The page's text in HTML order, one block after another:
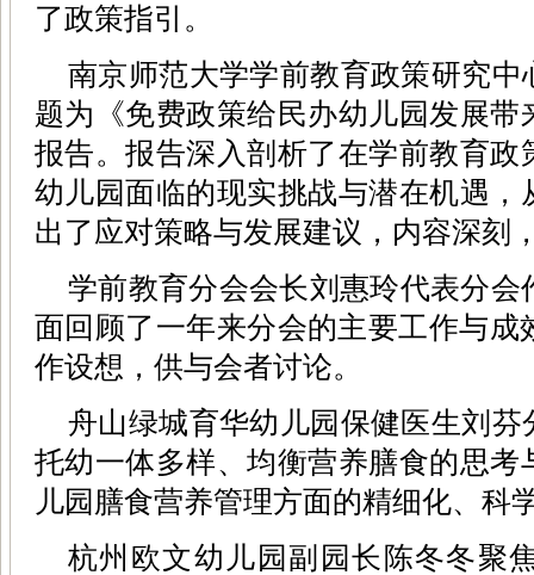
了政策指引。
南京师范大学学前教育政策研究
题为《免费政策给民办幼儿园发展
报告。报告深入剖析了在学前教育
幼儿园面临的现实挑战与潜在机遇
出了应对策略与发展建议，内容深刻
学前教育分会会长刘惠玲代表分会
面回顾了一年来分会的主要工作与成
作设想，供与会者讨论。
舟山绿城育华幼儿园保健医生刘
托幼一体多样、均衡营养膳食的思
儿园膳食营养管理方面的精细化、科
杭州欧文幼儿园副园长陈冬冬聚